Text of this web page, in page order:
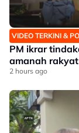
VIDEO TERKINI &
PM ikrar
amanah rakyat
2 hours ago